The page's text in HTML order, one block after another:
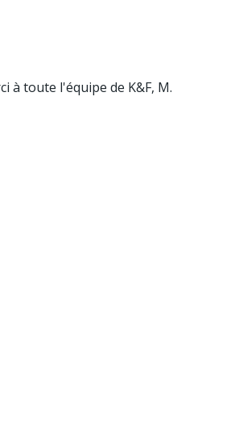
à toute l'équipe de K&F, M.